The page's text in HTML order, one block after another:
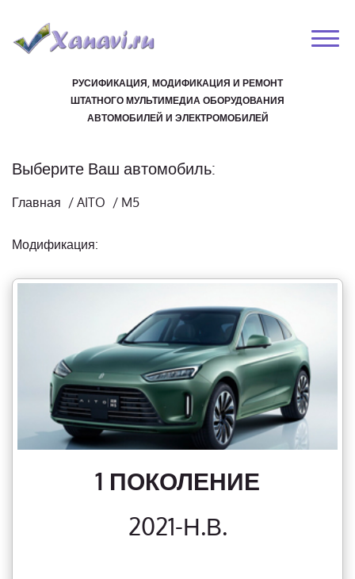
РУСИФИКАЦИЯ, МОДИФИКАЦИЯ И РЕМОНТ
ШТАТНОГО МУЛЬТИМЕДИА ОБОРУДОВАНИЯ
АВТОМОБИЛЕЙ И ЭЛЕКТРОМОБИЛЕЙ
Выберите Ваш автомобиль:
Главная / AITO / M5
Модификация:
1 ПОКОЛЕНИЕ
2021-Н.В.